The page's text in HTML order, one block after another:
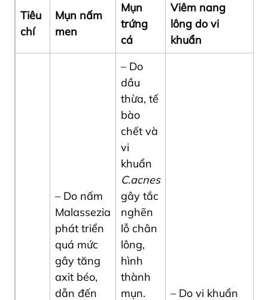
Tiêu
chí
Mụn nấm
men
Mụn
trứng
cá
Viêm nang
lông do vi
khuẩn
– Do nấm
Malassezia
phát triển
quá mức
gây tăng
axit béo,
dẫn đến
– Do
dầu
thừa, tế
bào
chết và
vi
khuẩn
C.acnes
gây tắc
nghẽn
lỗ chân
lông,
hình
thành
mụn.
– Do vi khuẩn